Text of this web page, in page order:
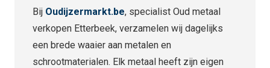
Bij Oudijzermarkt.be, specialist Oud metaal
verkopen Etterbeek, verzamelen wij dagelijks
een brede waaier aan metalen en
schrootmaterialen. Elk metaal heeft zijn eigen